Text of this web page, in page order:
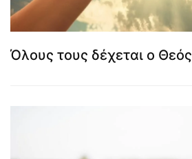
Όλους τους δέχεται ο Θεός